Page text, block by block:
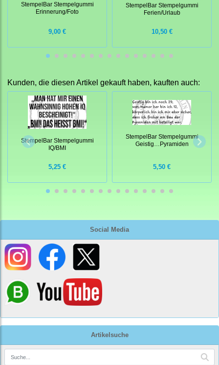
Social Media
Artikelsuche
StempelBar Stempelgummi
Erinnerung/Foto
9,00 €
StempelBar Stempelgummi
Ferien/Urlaub
10,50 €
Kunden, die diesen Artikel gekauft haben, kauften auch:
StempelBar Stempelgummi
IQ/BMI
5,25 €
StempelBar Stempelgummi
Geistig…Pyramiden
5,50 €